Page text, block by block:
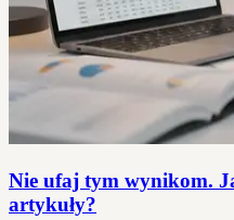
Nie ufaj tym wynikom.
artykuły?